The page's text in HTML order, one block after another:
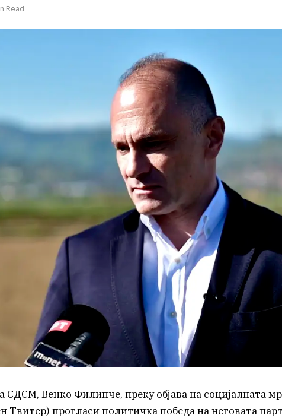
Read
СДСМ, Венко Филипче, преку објава на социјалната
Твитер) прогласи политичка победа на неговата